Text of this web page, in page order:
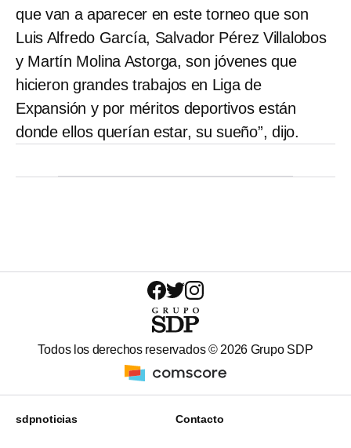
que van a aparecer en este torneo que son
Luis Alfredo García, Salvador Pérez Villalobos
y Martín Molina Astorga, son jóvenes que
hicieron grandes trabajos en Liga de
Expansión y por méritos deportivos están
donde ellos querían estar, su sueño”, dijo.
Todos los derechos reservados © 2026 Grupo SDP
sdpnoticias Contacto